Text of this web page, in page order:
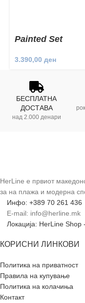
Painted Set
3.390,00 ден
БЕСПЛАТНА
ДОСТАВА
над 2.000 денари
HerLine е првиот
за на плажа и модерна
Инфо: +389 70 261 436
E-mail: info@herline.mk
Локација: HerLine Shop
КОРИСНИ ЛИНКОВИ
Политика на приватност
Правила на купување
Политика на колачиња
Контакт